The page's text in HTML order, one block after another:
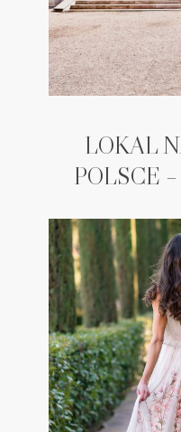
LOKAL
POLSCE